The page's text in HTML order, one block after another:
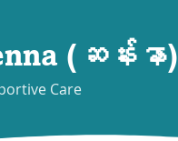
(ဆန်းနာ)
Care